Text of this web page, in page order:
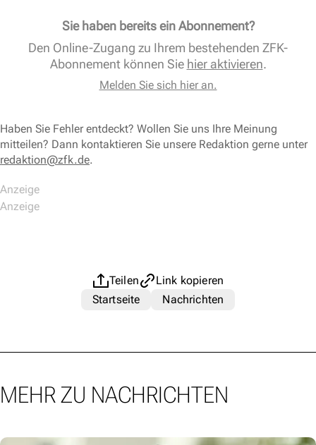
Sie haben bereits ein Abonnement?
Den Online-Zugang zu Ihrem bestehenden ZFK-
Abonnement können Sie hier aktivieren.
Melden Sie sich hier an.
Haben Sie Fehler entdeckt? Wollen Sie uns Ihre Meinung
mitteilen? Dann kontaktieren Sie unsere Redaktion gerne unter
redaktion@zfk.de.
Teilen
Link kopieren
Startseite
Nachrichten
MEHR ZU NACHRICHTEN